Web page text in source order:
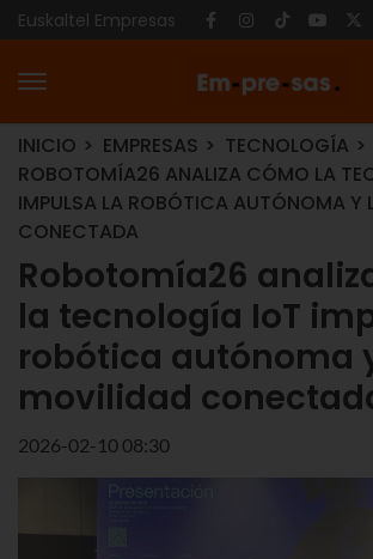
Euskaltel Empresas
INICIO EMPRESAS
TECNOLOGÍA
ROBOTOMÍA26 ANALIZA CÓMO LA
IMPULSA LA ROBÓTICA AUTÓNOMA Y
CONECTADA
Robotomía26
la tecnología IoT
robótica autónoma
movilidad
2026-02-10 08:30